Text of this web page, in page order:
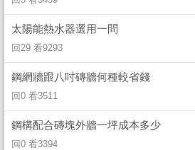
太陽能熱水器選用一問
回29 看9293
鋼網牆跟八吋磚牆何種較省錢
回0 看3511
鋼構配合磚塊外牆一坪成本多少
回0 看3394